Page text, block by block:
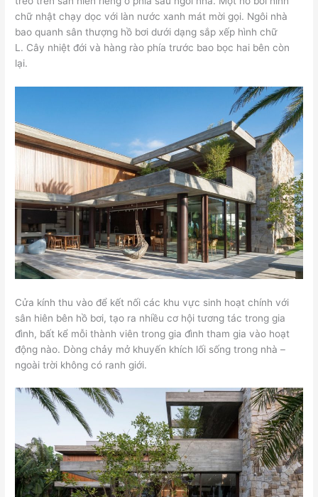
chữ nhật chạy dọc với làn nước xanh mát mời gọi. Ngôi nhà
bao quanh sân thượng hồ bơi dưới dạng sắp xếp hình chữ
L. Cây nhiệt đới và hàng rào phía trước bao bọc hai bên còn
lại.
Cửa kính thu vào để kết nối các khu vực sinh hoạt chính với
sân hiên bên hồ bơi, tạo ra nhiều cơ hội tương tác trong gia
đình, bất kể mỗi thành viên trong gia đình tham gia vào hoạt
động nào. Dòng chảy mở khuyến khích lối sống trong nhà –
ngoài trời không có ranh giới.